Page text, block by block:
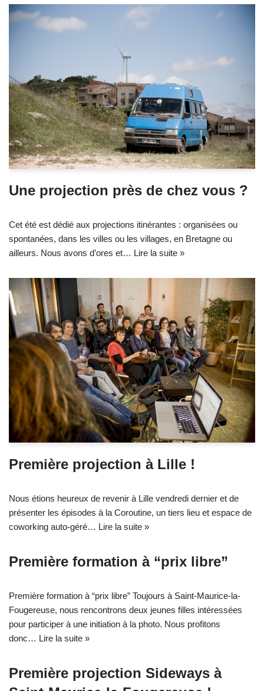
Une projection près de chez vous ?
Cet été est dédié aux projections itinérantes : organisées ou
spontanées, dans les villes ou les villages, en Bretagne ou
ailleurs. Nous avons d’ores et… Lire la suite »
Première projection à Lille !
Nous étions heureux de revenir à Lille vendredi dernier et de
présenter les épisodes à la Coroutine, un tiers lieu et espace de
coworking auto-géré… Lire la suite »
Première formation à “prix libre”
Première formation à “prix libre” Toujours à Saint-Maurice-la-
Fougereuse, nous rencontrons deux jeunes filles intéressées
pour participer à une initiation à la photo. Nous profitons
donc… Lire la suite »
Première projection Sideways à